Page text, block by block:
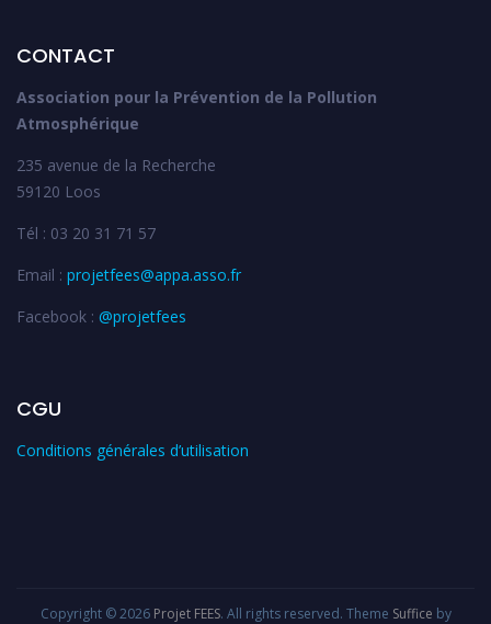
CONTACT
Association pour la Prévention de la Pollution
Atmosphérique
235 avenue de la Recherche
59120 Loos
Tél : 03 20 31 71 57
Email : projetfees@appa.asso.fr
Facebook : @projetfees
CGU
Conditions générales d’utilisation
Copyright © 2026 Projet FEES. All rights reserved. Theme Suffice by